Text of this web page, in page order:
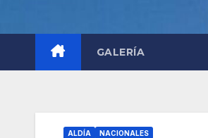
GALERÍA
ALDÍA NACIONALES